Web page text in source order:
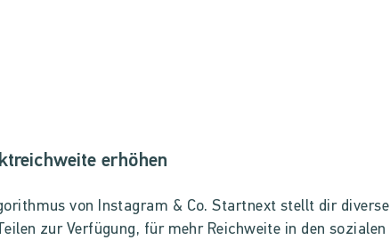
erhöhen
von Instagram & Co. Startnext stellt dir diverse
zur Verfügung, für mehr Reichweite in den sozialen